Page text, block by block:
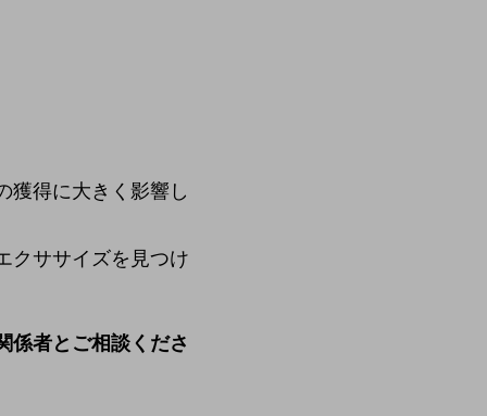
獲得に大きく影響し
クササイズを見つけ
係者とご相談くださ